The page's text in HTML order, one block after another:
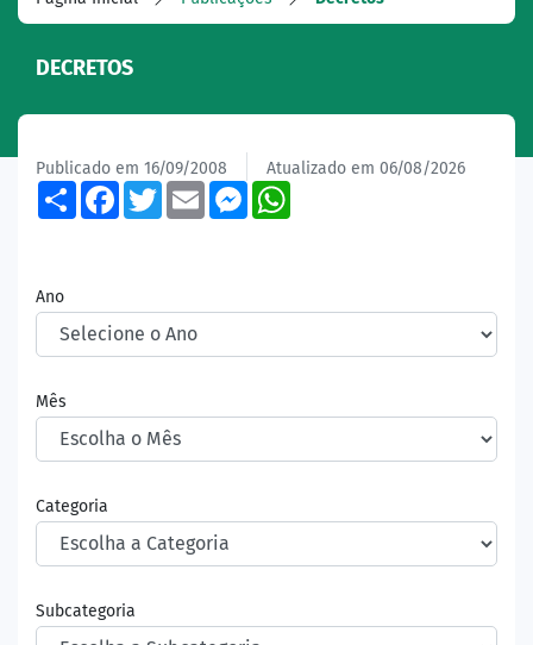
DECRETOS
Publicado em 16/09/2008 Atualizado em 06/08/2026
ShareFacebook
TwitterEmailMessenger
Ano
Mês
Categoria
Subcategoria